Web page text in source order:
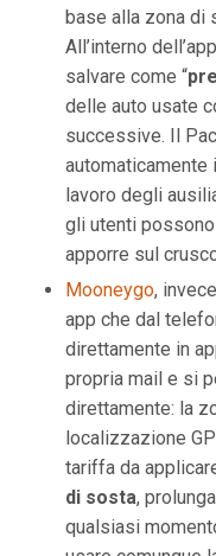
base alla zona di
All’interno
salvare come “
delle auto usate
successive. Il
automaticamente
lavoro degli
gli utenti
apporre sul
Mooneygo,
app che dal
direttamente in
propria mail e si
direttamente: la
localizzazione
tariffa da
di sosta,
qualsiasi